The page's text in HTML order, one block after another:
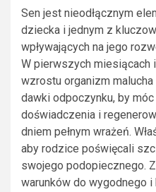
Sen jest nieodłącznym
dziecka i jednym z
wpływających na jego
W pierwszych miesiącach
wzrostu organizm
dawki odpoczynku, by
doświadczenia i
dniem pełnym wrażeń.
aby rodzice poświęcali
swojego podopiecznego.
warunków do wygodnego